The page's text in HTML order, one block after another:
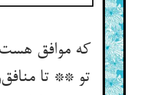
که موافق هست
تو ** تا